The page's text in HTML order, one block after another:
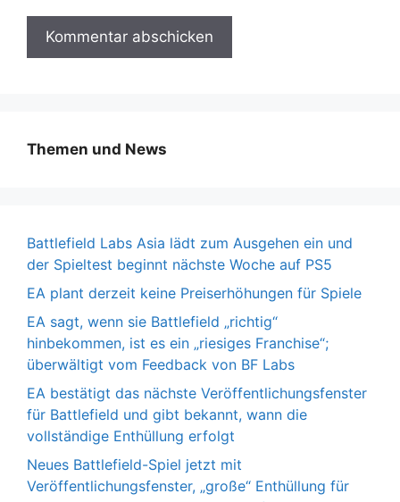
Themen und News
Battlefield Labs Asia lädt zum Ausgehen ein und
der Spieltest beginnt nächste Woche auf PS5
EA plant derzeit keine Preiserhöhungen für Spiele
EA sagt, wenn sie Battlefield „richtig“
hinbekommen, ist es ein „riesiges Franchise“;
überwältigt vom Feedback von BF Labs
EA bestätigt das nächste Veröffentlichungsfenster
für Battlefield und gibt bekannt, wann die
vollständige Enthüllung erfolgt
Neues Battlefield-Spiel jetzt mit
Veröffentlichungsfenster, „große“ Enthüllung für